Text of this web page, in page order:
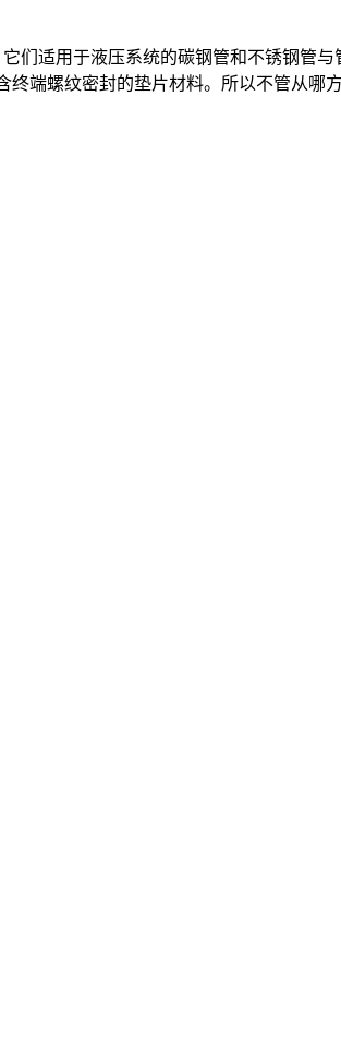
适用于液压系统的碳钢管和不锈钢管
端螺纹密封的垫片材料。所以不管从